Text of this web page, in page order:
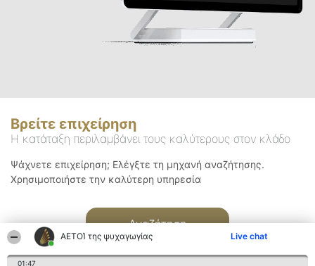
ΑΕΤΟΊ της ψυχαγωγίας Live chat
01:47
Βρείτε επιχείρηση
Η κατάταξη περιλαμβάνει τους καλύτερους στον κλάδο
Ψάχνετε επιχείρηση; Ελέγξτε τη μηχανή αναζήτησης.
Χρησιμοποιήστε την καλύτερη υπηρεσία
Αναζήτηση